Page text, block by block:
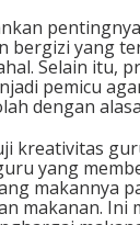
bergizi yang
Selain itu,
pemicu
dengan
kreativitas
yang
makannya
makanan. Ini